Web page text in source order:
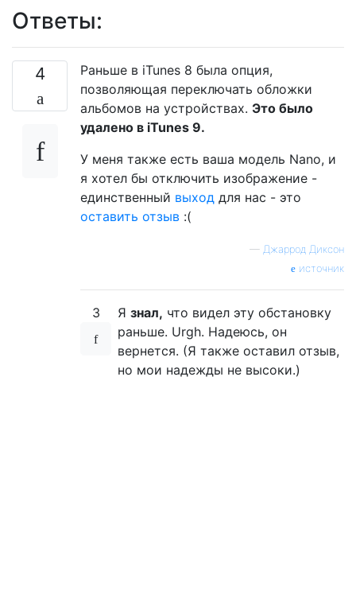
Ответы:
4
Раньше в iTunes 8 была опция,
позволяющая переключать обложки
альбомов на устройствах. Это было
удалено в iTunes 9.
У меня также есть ваша модель Nano, и
я хотел бы отключить изображение -
единственный выход для нас - это
оставить отзыв :(
— Джаррод Диксон
источник
3 Я знал, что видел эту обстановку
раньше. Urgh. Надеюсь, он
вернется. (Я также оставил отзыв,
но мои надежды не высоки.)